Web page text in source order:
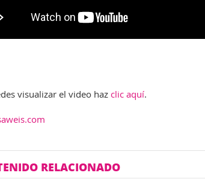
visualizar el video haz clic aquí.
RELACIONADO